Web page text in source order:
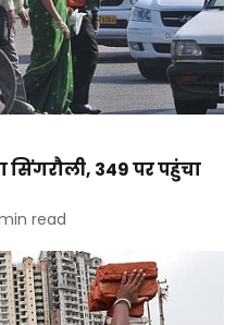
सिंगरौली, 349 पर पहुंचा
read